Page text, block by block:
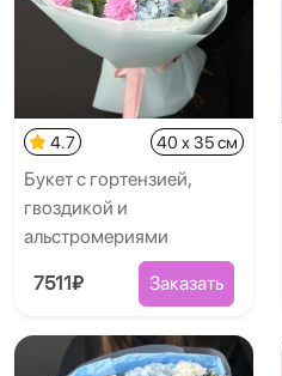
4.7 40 x 35 см
Букет с гортензией,
гвоздикой и
альстромериями
7511₽ Заказать